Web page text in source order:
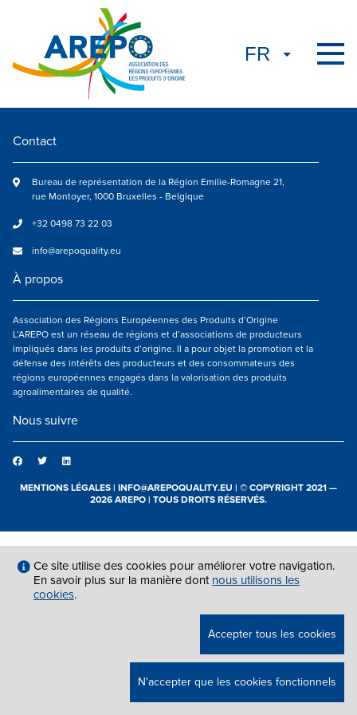
Contact
Bureau de représentation de la Région Emilie-Romagne 21,
rue Montoyer, 1000 Bruxelles - Belgique
+32 0498 73 22 03
info@arepoquality.eu
À propos
Association des Régions Européennes des Produits d’Origine
L’AREPO est un réseau de régions et d’associations de producteurs
impliqués dans les produits d’origine. Il a pour objet la promotion et la
défense des intérêts des producteurs et des consommateurs des
régions européennes engagés dans la valorisation des produits
agroalimentaires de qualité.
Nous suivre
MENTIONS LÉGALES | INFO@AREPOQUALITY.EU | © COPYRIGHT 2021 —
2026 AREPO | TOUS DROITS RÉSERVÉS.
Ce site utilise des cookies pour améliorer votre navigation.
En savoir plus sur la manière dont nous utilisons les
cookies.
Accepter tous les cookies
N'accepter que les cookies fonctionnels